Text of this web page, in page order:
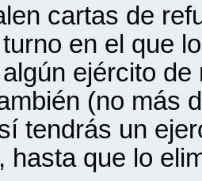
cartas de
en el que
ejército
(no más
tendrás un
hasta que lo